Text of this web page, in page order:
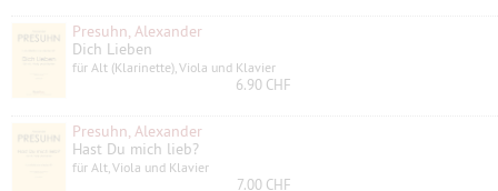
Presuhn, Alexander
Dich Lieben
für Alt (Klarinette), Viola und Klavier
6.90 CHF
Presuhn, Alexander
Hast Du mich lieb?
für Alt, Viola und Klavier
7.00 CHF